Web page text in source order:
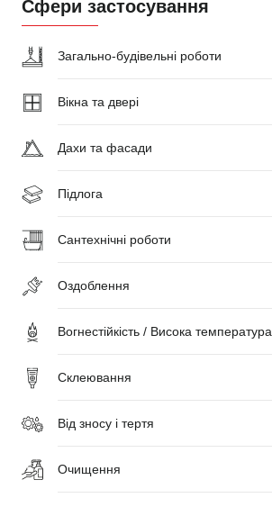
Сфери застосування
Загально-будівельні роботи
Вікна та двері
Дахи та фасади
Підлога
Сантехнічні роботи
Оздоблення
Вогнестійкість / Висока температура
Склеювання
Від зносу і тертя
Очищення